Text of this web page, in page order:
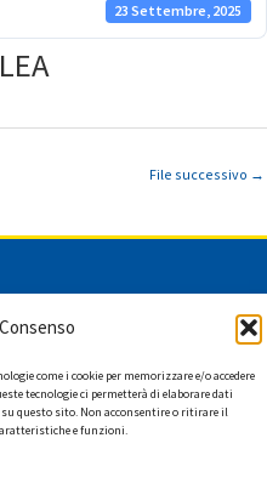
come i cookie per memorizzare e/o accedere
tecnologie ci permetterà di elaborare dati
questo sito. Non acconsentire o ritirare il
e funzioni.
23 Settembre, 2025
File successivo →
a ricevere via e-mail la
su attività, iniziative ed eventi